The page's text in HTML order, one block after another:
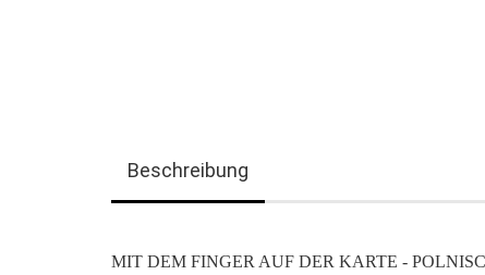
Beschreibung
MIT DEM FINGER AUF DER KARTE - POLNISCH